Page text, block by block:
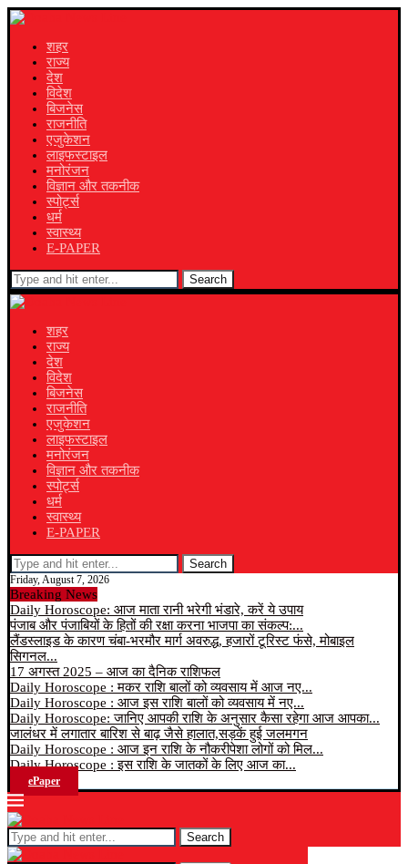
शहर
राज्य
देश
विदेश
बिजनेस
राजनीति
एजुकेशन
लाइफस्टाइल
मनोरंजन
विज्ञान और तकनीक
स्पोर्ट्स
धर्म
स्वास्थ्य
E-PAPER
Search
शहर
राज्य
देश
विदेश
बिजनेस
राजनीति
एजुकेशन
लाइफस्टाइल
मनोरंजन
विज्ञान और तकनीक
स्पोर्ट्स
धर्म
स्वास्थ्य
E-PAPER
Search
Friday, August 7, 2026
Breaking News
Daily Horoscope: आज माता रानी भरेगी भंडारे, करें ये उपाय
पंजाब और पंजाबियों के हितों की रक्षा करना भाजपा का संकल्प:...
लैंडस्लाइड के कारण चंबा-भरमौर मार्ग अवरुद्ध, हजारों टूरिस्ट फंसे, मोबाइल
सिगनल...
17 अगस्त 2025 – आज का दैनिक राशिफल
Daily Horoscope : मकर राशि बालों को व्यवसाय में आज नए...
Daily Horoscope : आज इस राशि बालों को व्यवसाय में नए...
Daily Horoscope: जानिए आपकी राशि के अनुसार कैसा रहेगा आज आपका...
जालंधर में लगातार बारिश से बाढ़ जैसे हालात,सड़कें हुई जलमगन
Daily Horoscope : आज इन राशि के नौकरीपेशा लोगों को मिल...
Daily Horoscope : इस राशि के जातकों के लिए आज का...
ePaper
Search